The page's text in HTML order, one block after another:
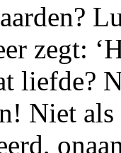
zegt:
liefde?
Niet als